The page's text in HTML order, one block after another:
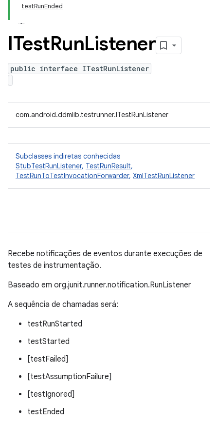
testRunEnded
ITestRunListener
public interface ITestRunListener
com.android.ddmlib.testrunner.ITestRunListener
Subclasses indiretas conhecidas
StubTestRunListener, TestRunResult,
TestRunToTestInvocationForwarder, XmlTestRunListener
Recebe notificações de eventos durante execuções de
testes de instrumentação.
Baseado em org.junit.runner.notification.RunListener
A sequência de chamadas será:
testRunStarted
testStarted
[testFailed]
[testAssumptionFailure]
[testIgnored]
testEnded